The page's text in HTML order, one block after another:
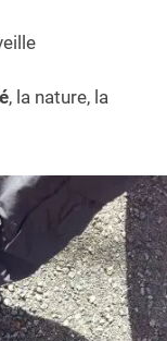
, la nature, la